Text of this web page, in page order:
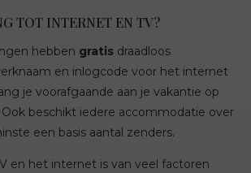
TOT INTERNET EN TV?
hebben gratis draadloos
en inlogcode voor het internet
je voorafgaande aan je vakantie op
Ook beschikt iedere accommodatie over
een basis aantal zenders.
en het internet is van veel factoren